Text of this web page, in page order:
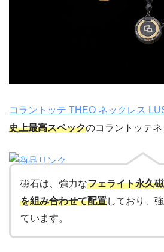
コラントッテ THEO ネックレス
史上最高スペックのコラントッテネ
磁石は、強力なフェライト永久
を組み合わせて配置しており、
ています。